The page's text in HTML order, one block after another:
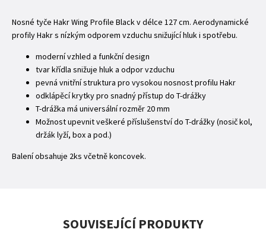
Nosné tyče Hakr Wing Profile Black v délce 127 cm. Aerodynamické
profily Hakr s nízkým odporem vzduchu snižující hluk i spotřebu.
moderní vzhled a funkční design
tvar křídla snižuje hluk a odpor vzduchu
pevná vnitřní struktura pro vysokou nosnost profilu Hakr
odklápěcí krytky pro snadný přístup do T-drážky
T-drážka má universální rozměr 20 mm
Možnost upevnit veškeré příslušenství do T-drážky (nosič kol,
držák lyží, box a pod.)
Balení obsahuje 2ks včetně koncovek.
SOUVISEJÍCÍ PRODUKTY